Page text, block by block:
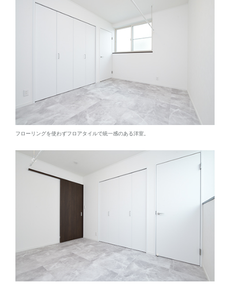
フローリングを使わずフロアタイルで統一感のある洋室。